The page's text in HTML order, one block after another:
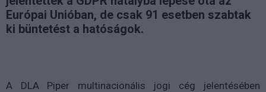
Európai Unióban, de csak 91 esetben szabtak
ki büntetést a hatóságok.
A DLA Piper multinacionális jogi cég jelentésében